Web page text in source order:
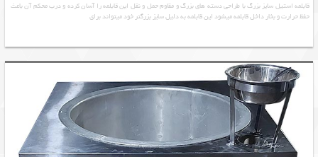
قابلمه استیل سایز بزرگ با طراحی دسته های بزرگ و مقاوم حمل و نقل این قابلمه را آسان کرده و درب محکم آن باعث
حفظ حرارت و بخار داخل قابلمه میشود این قابلمه به دلیل سایز بزرگتر خود میتواند برای